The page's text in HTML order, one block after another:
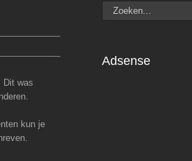
Dit was
kun je
Zoeken
naar:
Adsense